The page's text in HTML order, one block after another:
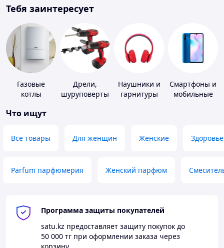
Тебя заинтересует
Газовые
котлы
Дрели,
шуруповерты
Наушники и
гарнитуры
Смартфоны и
мобильные
Что ищут
Все товары Для женщин Женские Здоровье
Parfum парфюмерия Женский парфюм
Программа защиты покупателей
satu.kz предоставляет защиту покупок до
50 000 тг при оформлении заказа через